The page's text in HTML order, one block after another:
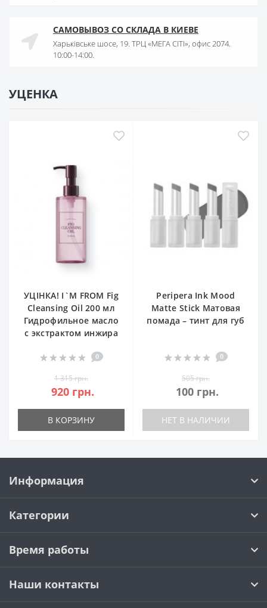
САМОВЫВОЗ СО СКЛАДА В КИЕВЕ
Харьківське шосе, 19. ТРЦ «МЕГА СІТІ», офис 2074.
10:00-14:00.
УЦЕНКА
УЦІНКА! I`M FROM Fig
Cleansing Oil 200 мл
Гидрофильное масло
с экстрактом инжира
0
1 315 грн.
920 грн.
В КОРЗИНУ
Peripera Ink Mood
Matte Stick Матовая
помада – тинт для губ
0
505 грн.
100 грн.
НЕТ В НАЛИЧИИ
Информация
Категории
Время работы
Наши контакты